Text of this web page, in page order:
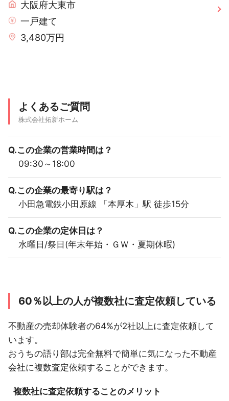
大阪府大東市
一戸建て
3,480万円
よくあるご質問
株式会社拓新ホーム
Q.この企業の営業時間は？
09:30～18:00
Q.この企業の最寄り駅は？
小田急電鉄小田原線 「本厚木」駅 徒歩15分
Q.この企業の定休日は？
水曜日/祭日(年末年始・ＧＷ・夏期休暇)
60％以上の人が複数社に査定依頼している
不動産の売却体験者の64%が2社以上に査定依頼して
います。
おうちの語り部は完全無料で簡単に気になった不動産
会社に複数査定依頼することができます。
複数社に査定依頼することのメリット